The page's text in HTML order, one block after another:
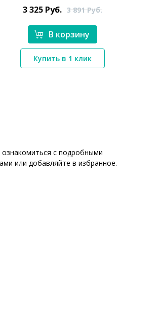
*}
3 325 Руб. 3 891Руб.
В корзину
Купить в 1 клик
с подробными
или добавляйте в избранное.